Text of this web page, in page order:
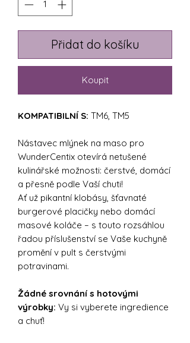
Přidat do košíku
Koupit
KOMPATIBILNÍ S: TM6, TM5
Nástavec mlýnek na maso pro
WunderCentix otevírá netušené
kulinářské možnosti: čerstvé, domácí
a přesně podle Vaší chuti!
Ať už pikantní klobásy, šťavnaté
burgerové placičky nebo domácí
masové koláče – s touto rozsáhlou
řadou příslušenství se Vaše kuchyně
promění v pult s čerstvými
potravinami.
Žádné srovnání s hotovými
výrobky: Vy si vyberete ingredience
a chuť!